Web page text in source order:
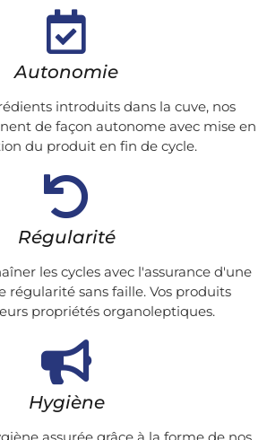
Autonomie
introduits dans la cuve, nos
de façon autonome avec mise en
du produit en fin de cycle.
Régularité
les cycles avec l'assurance d'une
régularité sans faille. Vos produits
propriétés organoleptiques.
Hygiène